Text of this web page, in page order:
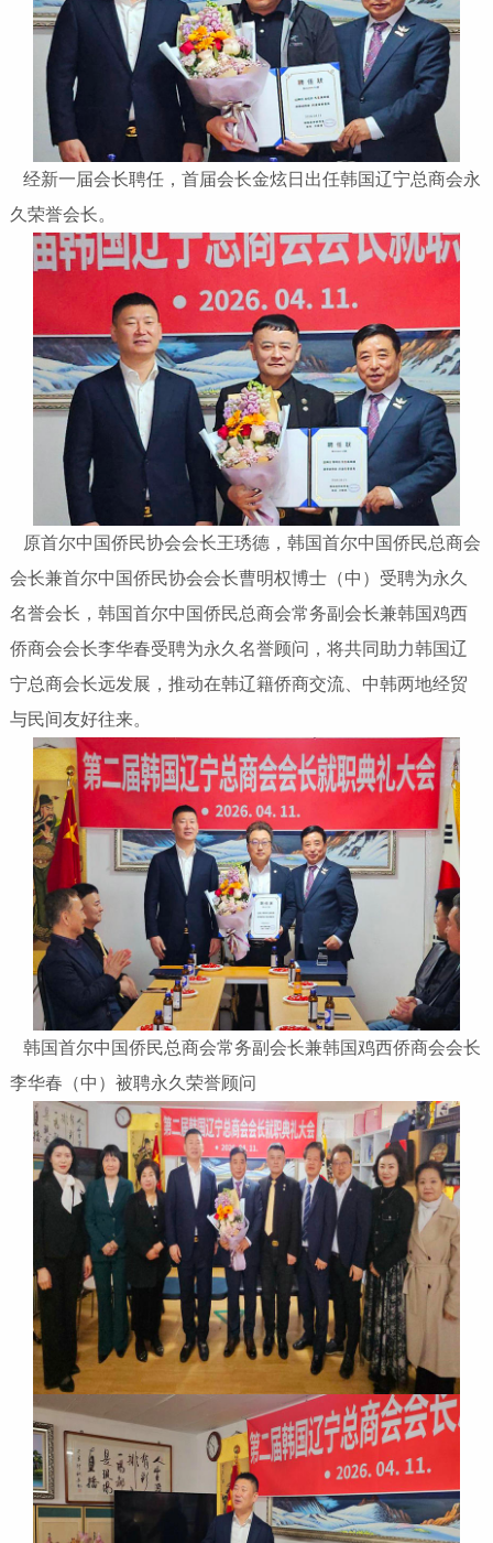
经新一届会长聘任，首届会长金炫日出任韩国辽宁总商会永
久荣誉会长。
原首尔中国侨民协会会长王琇德，韩国首尔中国侨民总商会
会长兼首尔中国侨民协会会长曹明权博士（中）受聘为永久
名誉会长，韩国首尔中国侨民总商会常务副会长兼韩国鸡西
侨商会会长李华春受聘为永久名誉顾问，将共同助力韩国辽
宁总商会长远发展，推动在韩辽籍侨商交流、中韩两地经贸
与民间友好往来。
韩国首尔中国侨民总商会常务副会长兼韩国鸡西侨商会会长
李华春（中）被聘永久荣誉顾问